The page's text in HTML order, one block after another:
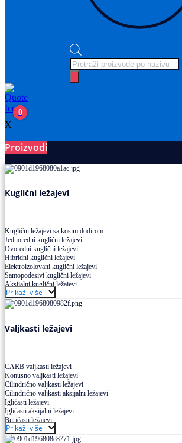
Products
search
0
X
Proizvodi
Kuglični ležajevi
Kuglični ležajevi sa kosim dodirom
Jednoredni kuglični ležajevi
Dvoredni kuglični ležajevi
Hibridni kuglični ležajevi
Elektroizolovani kuglični ležajevi
Samopodesivi kuglični ležajevi
Aksijalni kuglični ležajevi
Kuglični ležajevi od nerđajućeg čelika
Prikaži više
Valjkasti ležajevi
CARB valjkasti ležajevi
Konusno valjkasti ležajevi
Cilindrično valjkasti ležajevi
Cilindrično valjkasti aksijalni ležajevi
Igličasti ležajevi
Igličasti aksijalni ležajevi
Buričasti ležajevi
Buričasti zaptiveni ležajevi
Buričasti aksijalni ležajevi
Prikaži više